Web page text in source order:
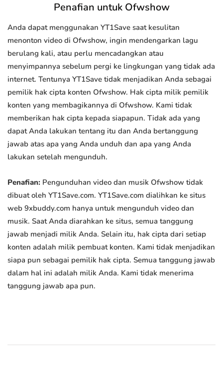
Penafian untuk Ofwshow
Anda dapat menggunakan YT1Save saat kesulitan
menonton video di Ofwshow, ingin mendengarkan lagu
berulang kali, atau perlu mencadangkan atau
menyimpannya sebelum pergi ke lingkungan yang tidak ada
internet. Tentunya YT1Save tidak menjadikan Anda sebagai
pemilik hak cipta konten Ofwshow. Hak cipta milik pemilik
konten yang membagikannya di Ofwshow. Kami tidak
memberikan hak cipta kepada siapapun. Tidak ada yang
dapat Anda lakukan tentang itu dan Anda bertanggung
jawab atas apa yang Anda unduh dan apa yang Anda
lakukan setelah mengunduh.
Penafian: Pengunduhan video dan musik Ofwshow tidak
dibuat oleh YT1Save.com. YT1Save.com dialihkan ke situs
web 9xbuddy.com hanya untuk mengunduh video dan
musik. Saat Anda diarahkan ke situs, semua tanggung
jawab menjadi milik Anda. Selain itu, hak cipta dari setiap
konten adalah milik pembuat konten. Kami tidak menjadikan
siapa pun sebagai pemilik hak cipta. Semua tanggung jawab
dalam hal ini adalah milik Anda. Kami tidak menerima
tanggung jawab apa pun.